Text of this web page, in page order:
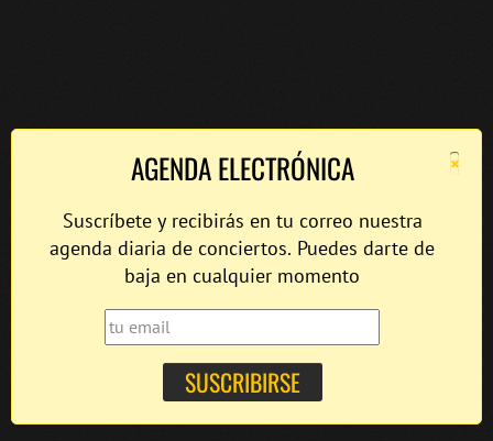
×
AGENDA ELECTRÓNICA
Suscríbete y recibirás en tu correo nuestra
agenda diaria de conciertos. Puedes darte de
baja en cualquier momento